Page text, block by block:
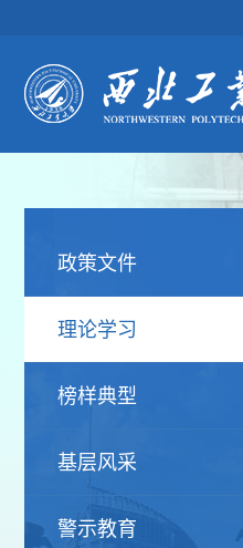
政策文件
理论学习
榜样典型
基层风采
警示教育